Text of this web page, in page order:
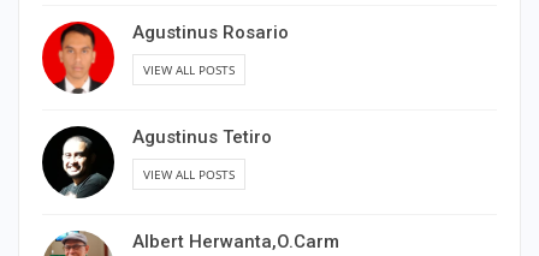
Agustinus Rosario
VIEW ALL POSTS
Agustinus Tetiro
VIEW ALL POSTS
Albert Herwanta,O.Carm